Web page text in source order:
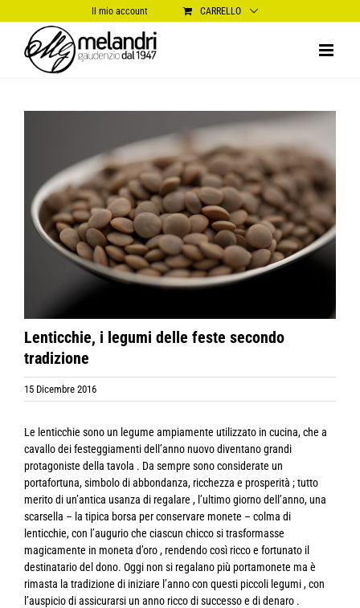
al
contenuto
Il mio account CARRELLO
Lenticchie, i legumi delle feste secondo
tradizione
15 Dicembre 2016
Le lenticchie sono un legume ampiamente utilizzato in cucina, che a
cavallo dei festeggiamenti dell’anno nuovo diventano grandi
protagoniste della tavola . Da sempre sono considerate un
portafortuna, simbolo di abbondanza, ricchezza e prosperità ; tutto
merito di un’antica usanza di regalare , l’ultimo giorno dell’anno, una
scarsella – la tipica borsa per conservare monete – colma di
lenticchie, con l’augurio che ciascun chicco si trasformasse
magicamente in moneta d’oro , rendendo così ricco e fortunato il
destinatario del dono. Oggi non si regalano più portamonete ma è
rimasta la tradizione di iniziare l’anno con questi piccoli legumi , con
l’auspicio di assicurarsi un anno ricco di successo e di denaro .